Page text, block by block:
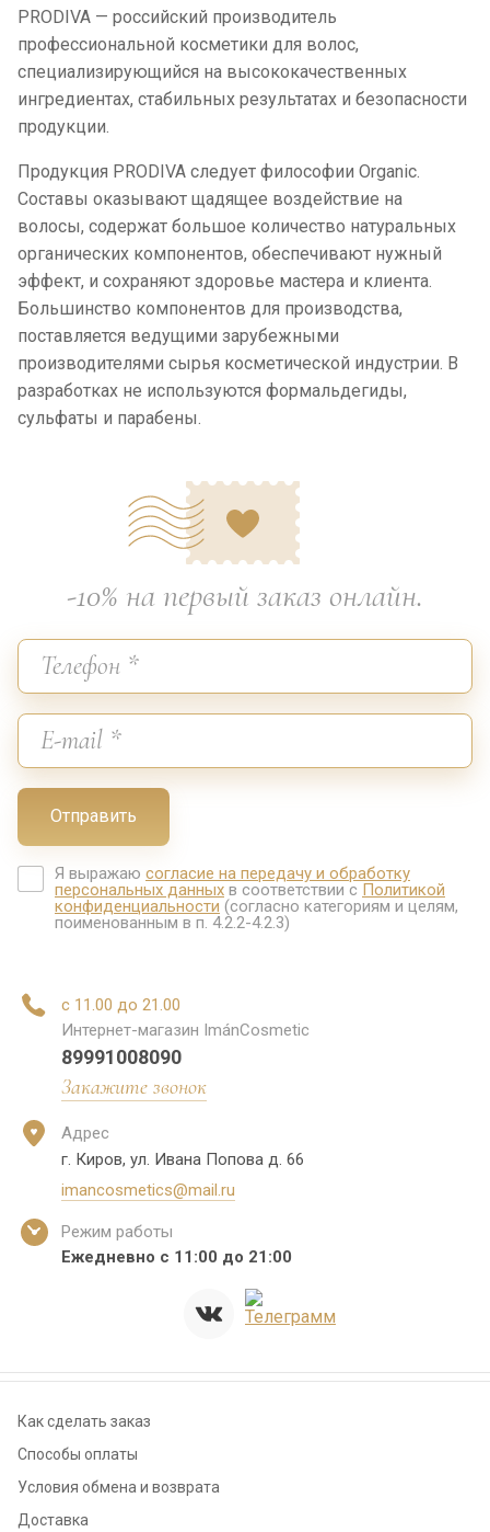
PRODIVA — российский производитель
профессиональной косметики для волос,
специализирующийся на высококачественных
ингредиентах, стабильных результатах и безопасности
продукции.
Продукция PRODIVA следует философии Organic.
Составы оказывают щадящее воздействие на
волосы, содержат большое количество натуральных
органических компонентов, обеспечивают нужный
эффект, и сохраняют здоровье мастера и клиента.
Большинство компонентов для производства,
поставляется ведущими зарубежными
производителями сырья косметической индустрии. В
разработках не используются формальдегиды,
сульфаты и парабены.
-10% на первый заказ онлайн.
Я выражаю согласие на передачу и обработку
персональных данных в соответствии с Политикой
конфиденциальности (согласно категориям и целям,
поименованным в п. 4.2.2-4.2.3)
Отправить
с 11.00 до 21.00
Интернет-магазин ImánCosmetic
89991008090
Закажите звонок
Адрес
г. Киров, ул. Ивана Попова д. 66
imancosmetics@mail.ru
Режим работы
Ежедневно с 11:00 до 21:00
Как сделать заказ
Способы оплаты
Условия обмена и возврата
Доставка